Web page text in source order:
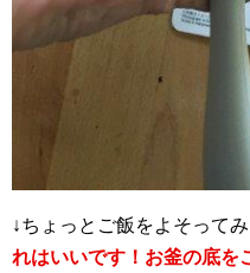
↓ちょっとご飯をよそってみ
れはいいです！お釜の底を